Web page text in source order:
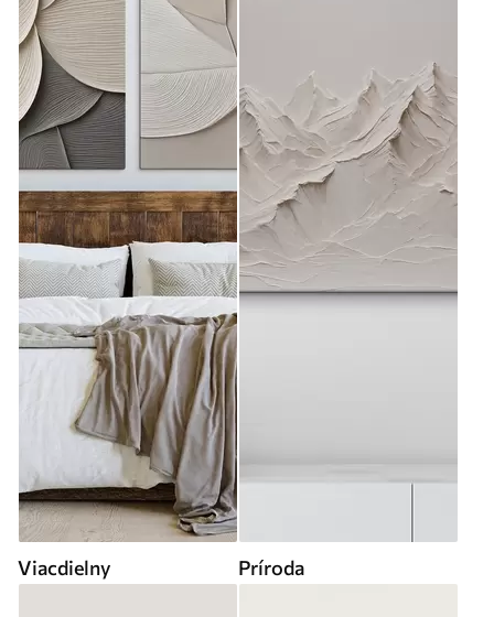
Viacdielny Príroda